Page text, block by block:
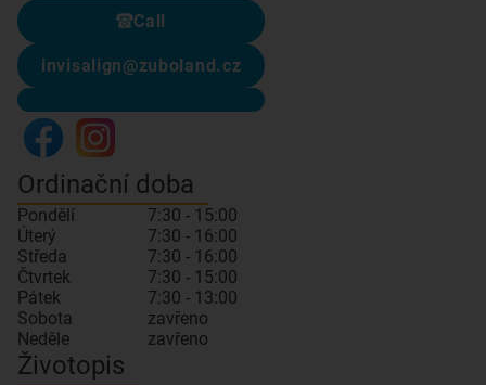
Call
invisalign@zuboland.cz
Ordinační doba
Pondělí
7:30 - 15:00
Úterý
7:30 - 16:00
Středa
7:30 - 16:00
Čtvrtek
7:30 - 15:00
Pátek
7:30 - 13:00
Sobota
zavřeno
Neděle
zavřeno
Životopis